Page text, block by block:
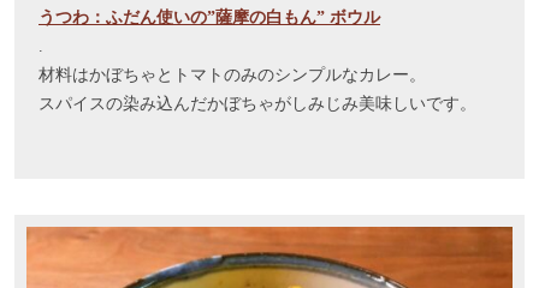
うつわ：ふだん使いの”薩摩の白もん” ボウル
.
材料はかぼちゃとトマトのみのシンプルなカレー。
スパイスの染み込んだかぼちゃがしみじみ美味しいです。